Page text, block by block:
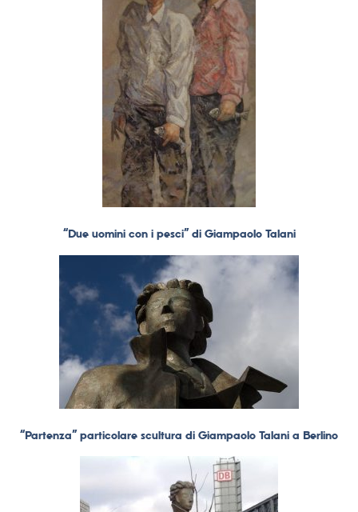
“Due uomini con i pesci” di Giampaolo Talani
“Partenza” particolare scultura di Giampaolo Talani a Berlino